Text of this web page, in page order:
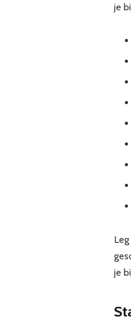
je
je